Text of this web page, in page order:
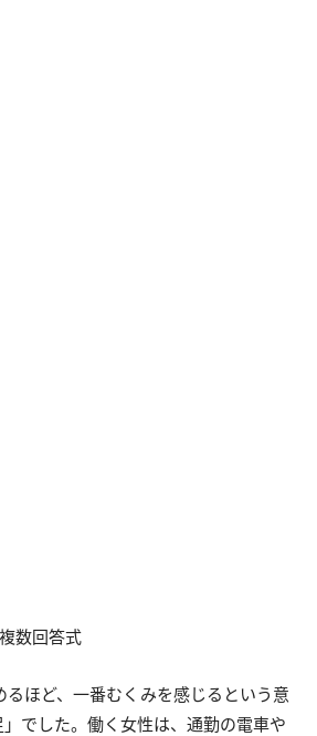
数回答式
ほど、一番むくみを感じるという意
でした。働く女性は、通勤の電車や